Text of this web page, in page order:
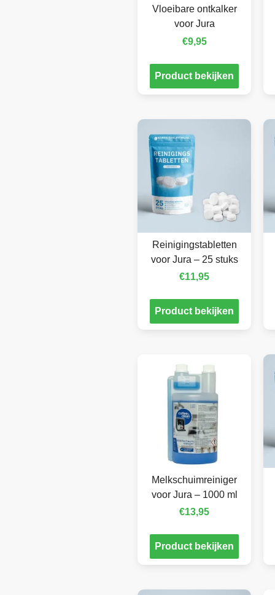
Vloeibare ontkalker
voor Jura
€9,95
Product bekijken
Reinigingstabletten
voor Jura – 25 stuks
€11,95
Product bekijken
Melkschuimreiniger
voor Jura – 1000 ml
€13,95
Product bekijken